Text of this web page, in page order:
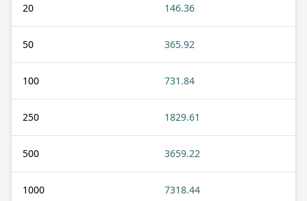
20 146.36
50 365.92
100 731.84
250 1829.61
500 3659.22
1000 7318.44